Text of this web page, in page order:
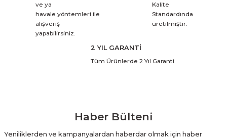
ve ya
havale yöntemleri ile
alışveriş
yapabilirsiniz.
Kalite
Standardında
üretilmiştir.
2 YIL GARANTİ
Tüm Ürünlerde 2 Yıl Garanti
Haber Bülteni
Yeniliklerden ve kampanyalardan haberdar olmak için haber